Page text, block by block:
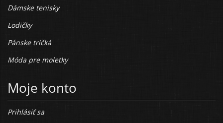
Dámske tenisky
Lodičky
Pánske tričká
Móda pre moletky
Moje konto
Prihlásiť sa